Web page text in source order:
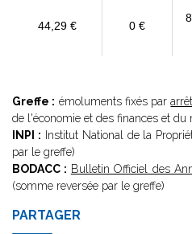
44,29 € 0 €
Greffe : émoluments fixés par
de l'économie et des finances et du
INPI : Institut National de la
par le greffe)
BODACC : Bulletin Officiel des
(somme reversée par le greffe)
PARTAGER